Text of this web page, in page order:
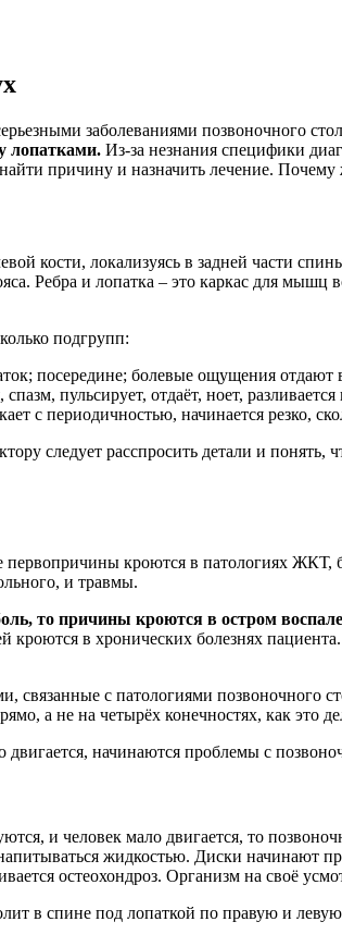
заболеваниями позвоночного
лопатками. Из-за незнания специфики
найти причину и назначить лечение.
кости, локализуясь в задней части
Ребра и лопатка – это каркас для мышц
подгрупп:
посередине; болевые ощущения
пульсирует, отдаёт, ноет, разливается
с периодичностью, начинается резко,
следует расспросить детали и
кроются в патологиях
и травмы.
то причины кроются в остром
кроются в хронических болезнях
связанные с патологиями позвоночного
а не на четырёх конечностях, как это
начинаются проблемы с
и человек мало двигается, то
жидкостью. Диски начинают
остеохондроз. Организм на своё
в спине под лопаткой по правую и